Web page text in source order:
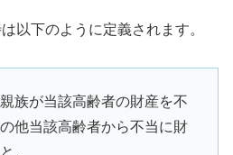
以下のように定義されます。
族が当該高齢者の財産を不
他当該高齢者から不当に財
。